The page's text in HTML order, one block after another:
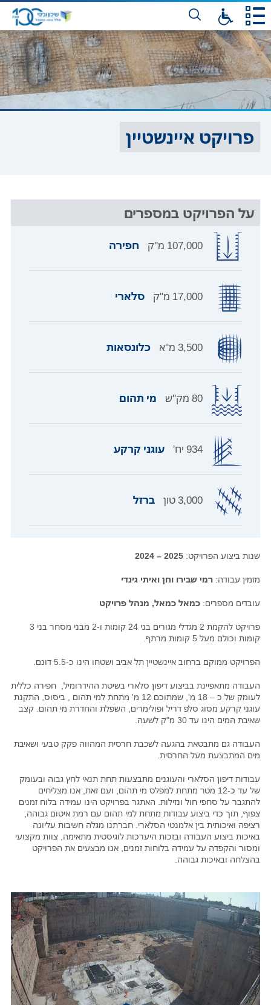
פרויקט איינשטיין
על הפרויקט במספרים
107,000 מ''ק חפירה
17,000 מ''ק סלארי
3,500 מ''א כלונסאות
80 מק''ש מי תהום
934 יח' עוגני קרקע
3,000 טון ברזל
שנות ביצוע הפרויקט: 2025 – 2024
מזמין עבודה: רמי שבירו וחן ואיתי גינדי
עובדים מספרים: כמאל כמאל, מנהל פרויקט
פרויקט להקמת 2 מגדלי מגורים בני 24 קומות ו-2 מבני מסחר בני 3
קומות וכולם מעל 5 קומות מרתף.
הפרויקט ממוקם ברחוב איינשטיין תל אביב ושטחו הינו כ-5.5 דונם.
העבודה מתאפיינת בביצוע דיפון סלארי בשיטת ההידרומיל, חפירה כללית
לעומק של כ – 18 מ', שמתוכם 12 מ' מתחת למי תהום , ביסוס, התקנת
עוגני קרקע מסוג סלפ דריל ופולימרים, השפלת והחדרת מי תהום. קצב
שאיבת המים הינו עד 30 מ"ק לשעה.
העבודה גם מתבטאת בהגעה לשכבת חרסית המהווה פקק טבעי ושאיבת
מים המתבצעת מעל החרסית.
עבודות דיפון הסלארי והעוגנים מתבצעות תחת תנאי לחץ גבוה ובעומק
של עד כ-12 מטר מתחת למפלס מי תהום, ועם זאת, אנו מצליחים
להתגבר על סחפי חול ונזילות. האתגר בפרויקט הינו עמידה בלוח זמנים
צפוף, תוך כדי ביצוע עבודות מתחת למי תהום עם רמת איטום גבוהה,
רציפה ואיכותית בין אלמנטי הסלארי. חברתנו מגלה חשיבות עליונה
באיכות ביצוע העבודה ובזכות היערכות לוגיסטית מתאימה, צוות מקצועי
ומסור והקפדה על עמידה בלוחות זמנים, אנו מבצעים את הפרויקט
בהצלחה ובאיכות גבוהה.